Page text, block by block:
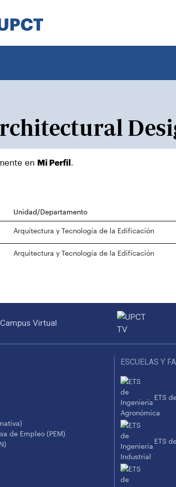
en Mi Perfil.
Unidad/Departamento
Arquitectura y Tecnología de la Edificación
Arquitectura y Tecnología de la Edificación
Campus Virtual
de Empleo (PEM)
ESCUELAS Y
ETS
ETS